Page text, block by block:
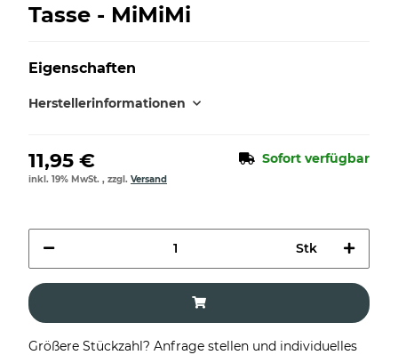
Tasse - MiMiMi
Eigenschaften
Herstellerinformationen
11,95 € Sofort verfügbar
inkl. 19% MwSt. , zzgl. Versand
Stk
Größere Stückzahl? Anfrage stellen und individuelles